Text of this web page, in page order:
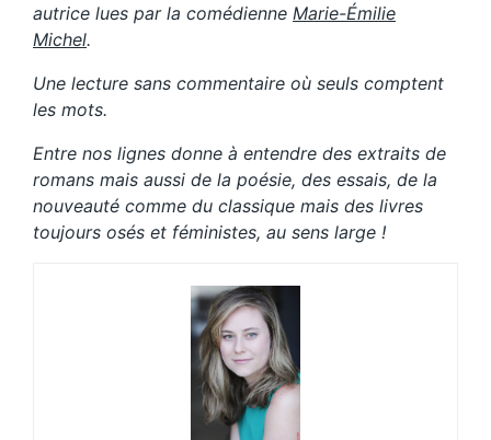
autrice lues par la comédienne Marie-Émilie
Michel.
Une lecture sans commentaire où seuls comptent
les mots.
Entre nos lignes donne à entendre des extraits de
romans mais aussi de la poésie, des essais, de la
nouveauté comme du classique mais des livres
toujours osés et féministes, au sens large !